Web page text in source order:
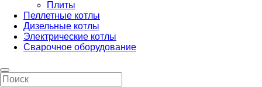
Плиты
Пеллетные котлы
Дизельные котлы
Электрические котлы
Сварочное оборудование